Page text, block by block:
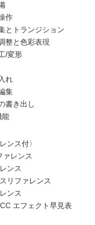
作
とトランジション
整と色彩表現
/変形
れ
集
書き出し
能
ンス付〉
ァレンス
ンス
リファレンス
ンス
エフェクト早見表